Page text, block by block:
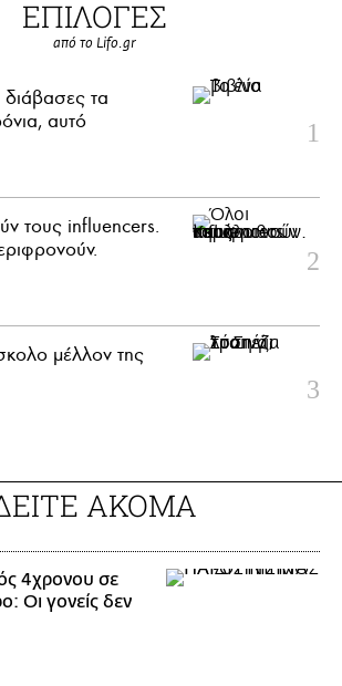
ΕΠΙΛΟΓΕΣ
από το Lifo.gr
τα
αυτό
τους influencers.
μέλλον της
ΑΚΟΜΑ
4χρονου σε
Οι γονείς δεν